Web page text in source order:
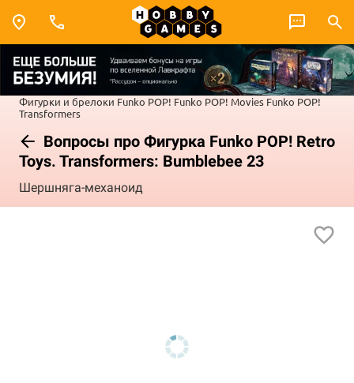
Фигурки и брелоки Funko POP! Funko POP! Movies Funko POP!
Transformers
Вопросы про Фигурка Funko POP! Retro
Toys. Transformers: Bumblebee 23
Шершняга-механоид